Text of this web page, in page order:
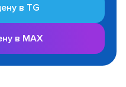
в TG
в MAX